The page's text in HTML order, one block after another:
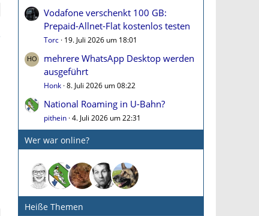
Vodafone verschenkt 100 GB:
Prepaid-Allnet-Flat kostenlos testen
Torc 19. Juli 2026 um 18:01
mehrere WhatsApp Desktop werden
ausgeführt
Honk 8. Juli 2026 um 08:22
National Roaming in U-Bahn?
pithein 4. Juli 2026 um 22:31
Wer war online?
Heiße Themen